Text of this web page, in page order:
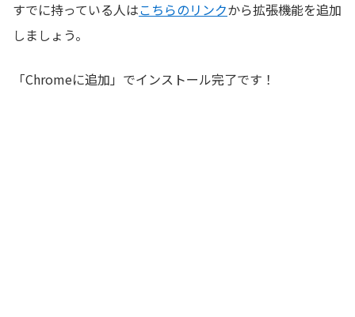
すでに持っている人はこちらのリンクから拡張機能を追加
しましょう。
「Chromeに追加」でインストール完了です！